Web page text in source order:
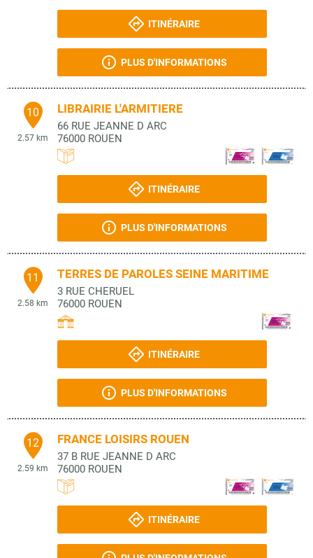
ITINÉRAIRE
PLUS D'INFORMATIONS
10
2.57 km
LIBRAIRIE L'ARMITIERE
66 RUE JEANNE D ARC
76000 ROUEN
ITINÉRAIRE
PLUS D'INFORMATIONS
11
2.58 km
TERRES DE PAROLES SEINE MARITIME
3 RUE CHERUEL
76000 ROUEN
ITINÉRAIRE
PLUS D'INFORMATIONS
12
2.59 km
FRANCE LOISIRS ROUEN
37 B RUE JEANNE D ARC
76000 ROUEN
ITINÉRAIRE